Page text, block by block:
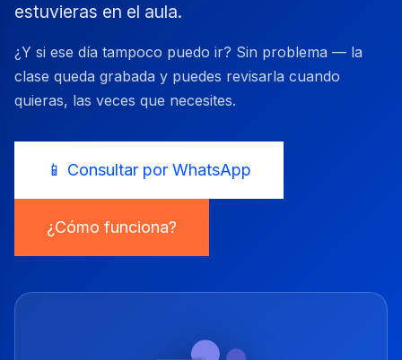
estuvieras en el aula.
¿Y si ese día tampoco puedo ir? Sin problema — la
clase queda grabada y puedes revisarla cuando
quieras, las veces que necesites.
📱 Consultar por WhatsApp
¿Cómo funciona?